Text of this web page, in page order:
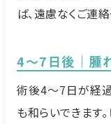
ば、遠慮なくご連絡
4～7日後｜腫
術後4～7日が経
も和らいできます